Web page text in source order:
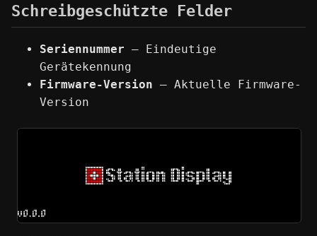
Schreibgeschützte Felder
Seriennummer — Eindeutige
Gerätekennung
Firmware-Version — Aktuelle Firmware-
Version